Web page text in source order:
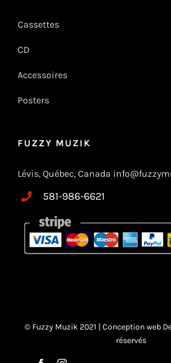
Cassettes
CD
Accessoires
Posters
FUZZY MUZIK
Lévis, Québec, Canada
581-986-6621
© Fuzzy Muzik 2021 | Conception web
réservés